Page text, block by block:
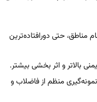
حتی دورافتاده‌ترین
بالاتر و اثر بخشی بیشتر.
منظم از فاضلاب و